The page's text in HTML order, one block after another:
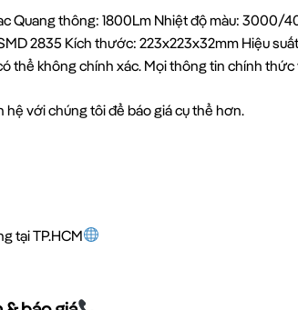
Quang thông: 1800Lm Nhiệt độ màu:
2835 Kích thước: 223x223x32mm Hiệu
thể không chính xác. Mọi thông tin chính
hệ với chúng tôi để báo giá cụ thể hơn.
tại TP.HCM